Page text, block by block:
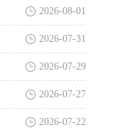
2026-08-01
2026-07-31
2026-07-29
2026-07-27
2026-07-22